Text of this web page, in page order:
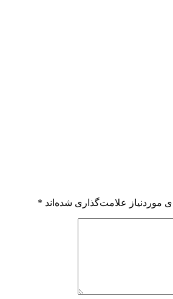
موردنیاز علامت‌گذاری شده‌اند *